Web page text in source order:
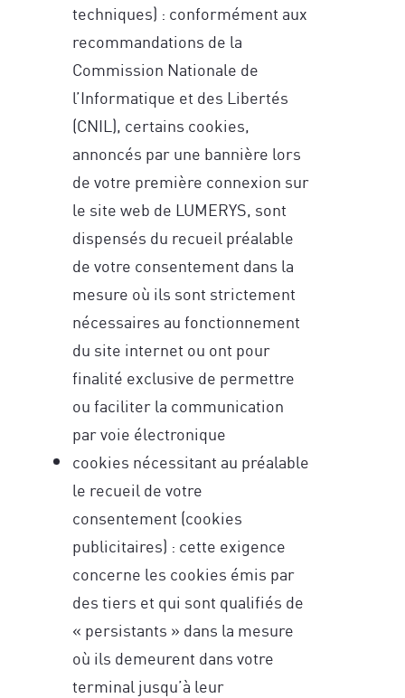
techniques) : conformément aux
recommandations de la
Commission Nationale de
l’Informatique et des Libertés
(CNIL), certains cookies,
annoncés par une bannière lors
de votre première connexion sur
le site web de LUMERYS, sont
dispensés du recueil préalable
de votre consentement dans la
mesure où ils sont strictement
nécessaires au fonctionnement
du site internet ou ont pour
finalité exclusive de permettre
ou faciliter la communication
par voie électronique
cookies nécessitant au préalable
le recueil de votre
consentement (cookies
publicitaires) : cette exigence
concerne les cookies émis par
des tiers et qui sont qualifiés de
« persistants » dans la mesure
où ils demeurent dans votre
terminal jusqu’à leur